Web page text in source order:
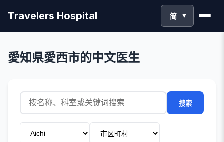
Travelers Hospital 简 ▼
愛知県愛西市的中文医生
搜索